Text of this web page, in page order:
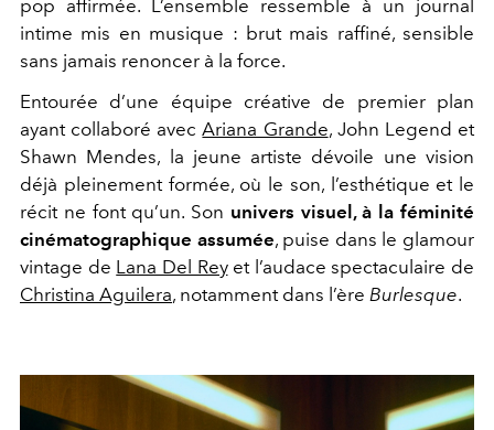
pop affirmée. L’ensemble ressemble à un journal
intime mis en musique : brut mais raffiné, sensible
sans jamais renoncer à la force.
Entourée d’une équipe créative de premier plan
ayant collaboré avecAriana Grande, John Legend et
Shawn Mendes, la jeune artiste dévoile une vision
déjà pleinement formée, où le son, l’esthétique et le
récit ne font qu’un. Son univers visuel, à la féminité
cinématographique assumée, puise dans le glamour
vintage de Lana Del Reyet l’audace spectaculaire de
Christina Aguilera, notamment dans l’ère Burlesque.